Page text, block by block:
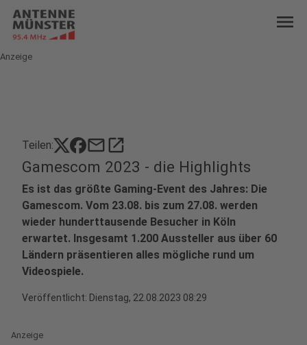
menu
Anzeige
Teilen: mailopen_in_new
Gamescom 2023 - die Highlights
Es ist das größte Gaming-Event des Jahres: Die
Gamescom. Vom 23.08. bis zum 27.08. werden
wieder hunderttausende Besucher in Köln
erwartet. Insgesamt 1.200 Aussteller aus über 60
Ländern präsentieren alles mögliche rund um
Videospiele.
Veröffentlicht: Dienstag, 22.08.2023 08:29
Anzeige